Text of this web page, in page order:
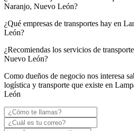
Naranjo, Nuevo León?
¿Qué empresas de transportes hay en
León?
¿Recomiendas los servicios de
Nuevo León?
Como dueños de negocio nos interesa
logística y transporte que existe en
León